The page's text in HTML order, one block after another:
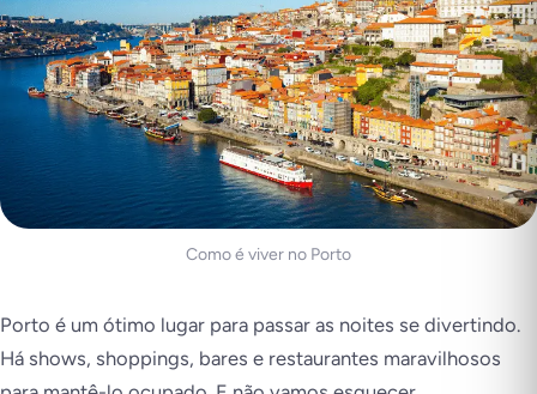
Como é viver no Porto
Porto é um ótimo lugar para passar as noites se divertindo.
Há shows, shoppings, bares e restaurantes maravilhosos